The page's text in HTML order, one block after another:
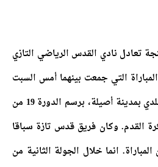
تعادل نادي القدس الرياضي التازي
التي جمعت بينهما أمس السبت
02 مارس الجاري بالملعب البلدي بمدينة أصيلة، برسم الدورة 19 من
القدم. وكان فريق قدس تازة سباقا
في الدقيقة 34 من المباراة. انما خلال الجولة الثانية من